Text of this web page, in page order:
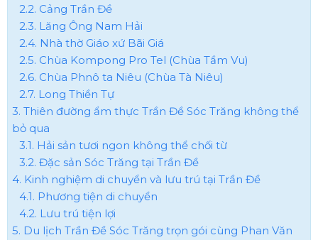
2.2. Cảng Trần Đề
2.3. Lăng Ông Nam Hải
2.4. Nhà thờ Giáo xứ Bãi Giá
2.5. Chùa Kompong Pro Tel (Chùa Tầm Vu)
2.6. Chùa Phnô ta Niêu (Chùa Tà Niêu)
2.7. Long Thiền Tự
3. Thiên đường ẩm thực Trần Đề Sóc Trăng không thể
bỏ qua
3.1. Hải sản tươi ngon không thể chối từ
3.2. Đặc sản Sóc Trăng tại Trần Đề
4. Kinh nghiệm di chuyển và lưu trú tại Trần Đề
4.1. Phương tiện di chuyển
4.2. Lưu trú tiện lợi
5. Du lịch Trần Đề Sóc Trăng trọn gói cùng Phan Văn